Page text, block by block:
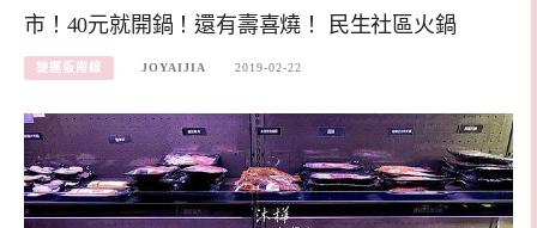
市！40元就開鍋！還有壽喜燒！ 民生社區火鍋
捷運板南線 JOYAIJIA 2019-02-22